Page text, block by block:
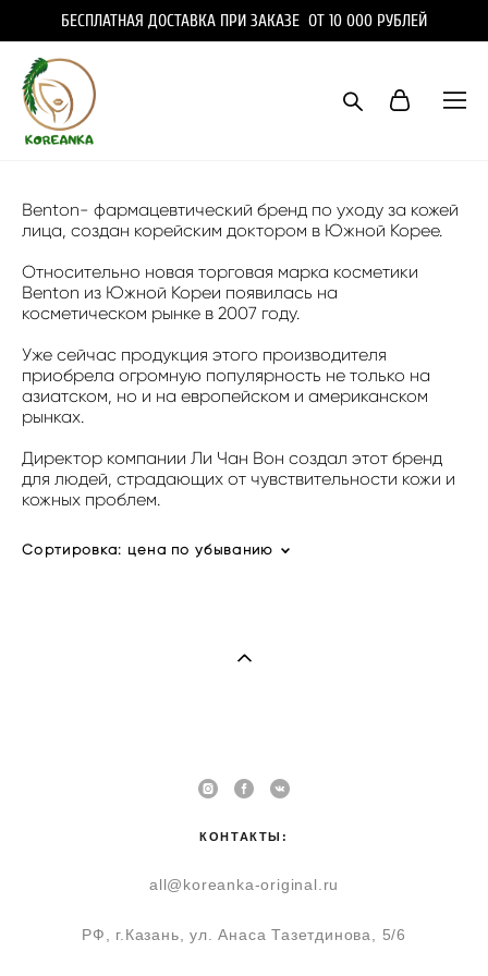
БЕСПЛАТНАЯ ДОСТАВКА ПРИ ЗАКАЗЕ ОТ 10 000 РУБЛЕЙ
Benton- фармацевтический бренд по уходу за кожей
лица, создан корейским доктором в Южной Корее.
Относительно новая торговая марка косметики
Benton из Южной Кореи появилась на
косметическом рынке в 2007 году.
Уже сейчас продукция этого производителя
приобрела огромную популярность не только на
азиатском, но и на европейском и американском
рынках.
Директор компании Ли Чан Вон создал этот бренд
для людей, страдающих от чувствительности кожи и
кожных проблем.
Сортировка: цена по убыванию
КОНТАКТЫ:
all@koreanka-original.ru
РФ, г.Казань, ул. Анаса Тазетдинова, 5/6